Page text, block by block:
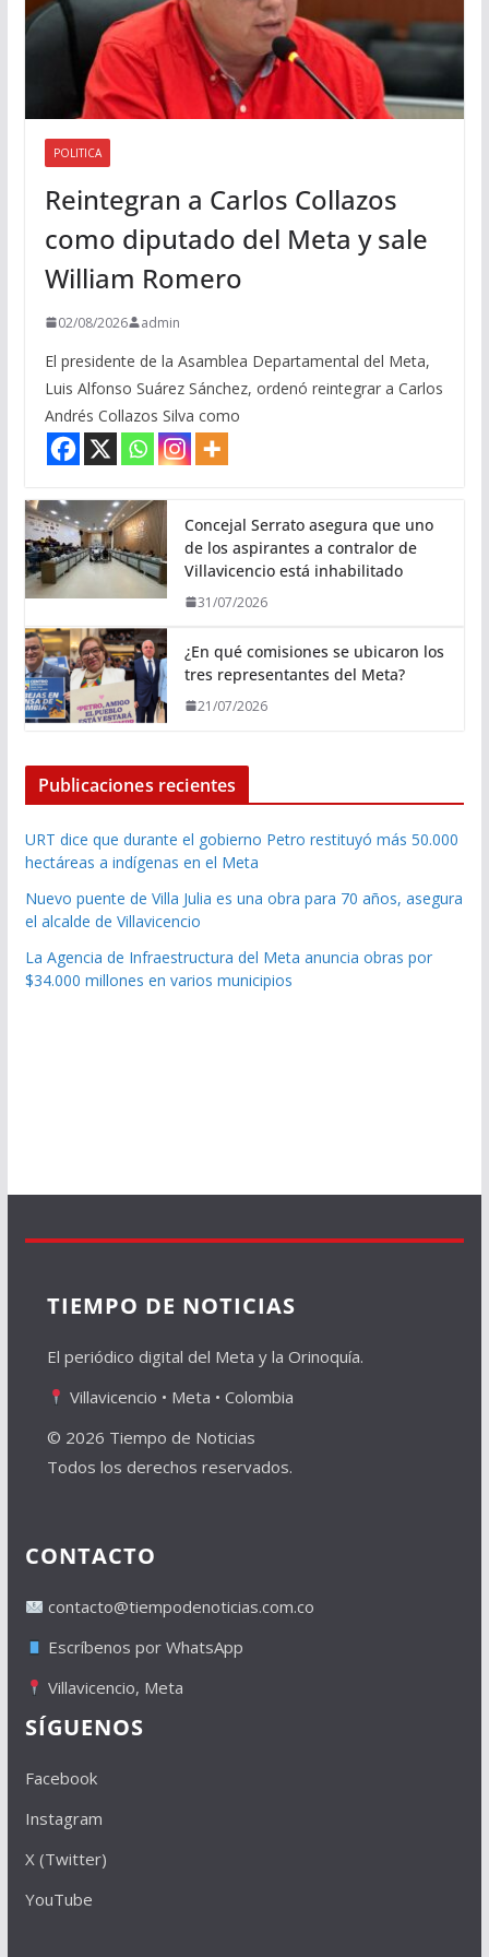
POLITICA
Reintegran a Carlos Collazos
como diputado del Meta y sale
William Romero
02/08/2026 admin
El presidente de la Asamblea Departamental del Meta,
Luis Alfonso Suárez Sánchez, ordenó reintegrar a Carlos
Andrés Collazos Silva como
Concejal Serrato asegura que uno
de los aspirantes a contralor de
Villavicencio está inhabilitado
31/07/2026
¿En qué comisiones se ubicaron los
tres representantes del Meta?
21/07/2026
Publicaciones recientes
URT dice que durante el gobierno Petro restituyó más 50.000
hectáreas a indígenas en el Meta
Nuevo puente de Villa Julia es una obra para 70 años, asegura
el alcalde de Villavicencio
La Agencia de Infraestructura del Meta anuncia obras por
$34.000 millones en varios municipios
TIEMPO DE NOTICIAS
El periódico digital del Meta y la Orinoquía.
Villavicencio • Meta • Colombia
© 2026 Tiempo de Noticias
Todos los derechos reservados.
CONTACTO
contacto@tiempodenoticias.com.co
Escríbenos por WhatsApp
Villavicencio, Meta
SÍGUENOS
Facebook
Instagram
X (Twitter)
YouTube